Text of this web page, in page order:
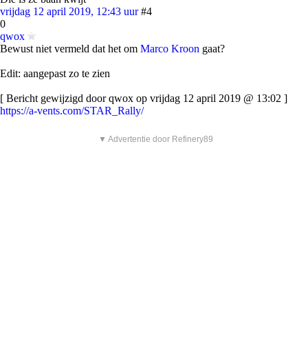
vrijdag 12 april 2019, 12:43 uur #4
0
qwox
Bewust niet vermeld dat het om Marco Kroon gaat?
Edit: aangepast zo te zien
[ Bericht gewijzigd door qwox op vrijdag 12 april 2019 @ 13:02 ]
https://a-vents.com/STAR_Rally/
▼ Advertentie door Refinery89